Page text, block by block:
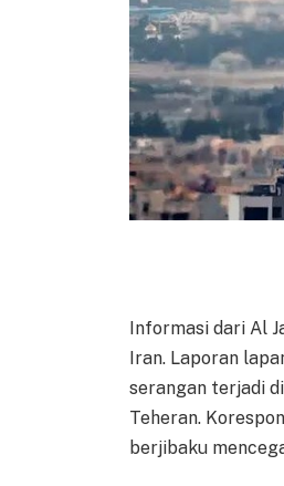
Informasi dari Al
Iran. Laporan
serangan terjadi
Teheran.
berjibaku